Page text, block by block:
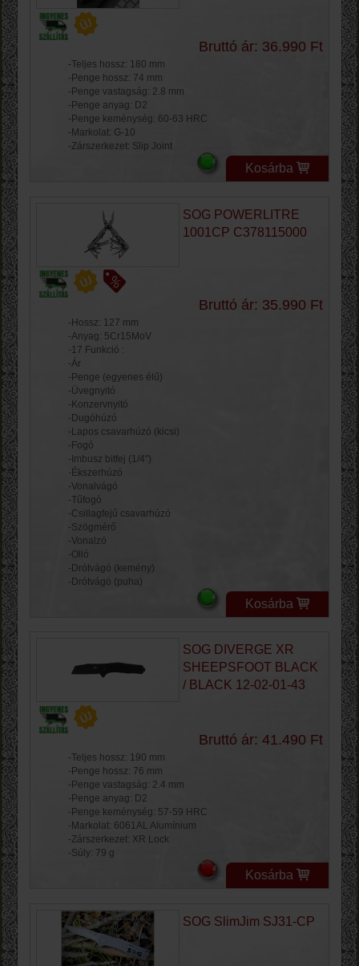
Bruttó ár: 36.990 Ft
-Teljes hossz: 180 mm
-Penge hossz: 74 mm
-Penge vastagság: 2.8 mm
-Penge anyag: D2
-Penge keménység: 60-63 HRC
-Markolat: G-10
-Zárszerkezet: Slip Joint
Kosárba
SOG POWERLITRE
1001CP C378115000
Bruttó ár: 35.990 Ft
-Hossz: 127 mm
-Anyag: 5Cr15MoV
-17 Funkció :
-Ár
-Penge (egyenes élű)
-Üvegnyitó
-Konzervnyitó
-Dugóhúzó
-Lapos csavarhúzó (kicsi)
-Fogó
-Imbusz bitfej (1/4")
-Ékszerhúzó
-Vonalvágó
-Tűfogó
-Csillagfejű csavarhúzó
-Szögmérő
-Vonalzó
-Olló
-Drótvágó (kemény)
-Drótvágó (puha)
Kosárba
SOG DIVERGE XR
SHEEPSFOOT BLACK
/ BLACK 12-02-01-43
Bruttó ár: 41.490 Ft
-Teljes hossz: 190 mm
-Penge hossz: 76 mm
-Penge vastagság: 2.4 mm
-Penge anyag: D2
-Penge keménység: 57-59 HRC
-Markolat: 6061AL Alumínium
-Zárszerkezet: XR Lock
-Súly: 79 g
Kosárba
SOG SlimJim SJ31-CP